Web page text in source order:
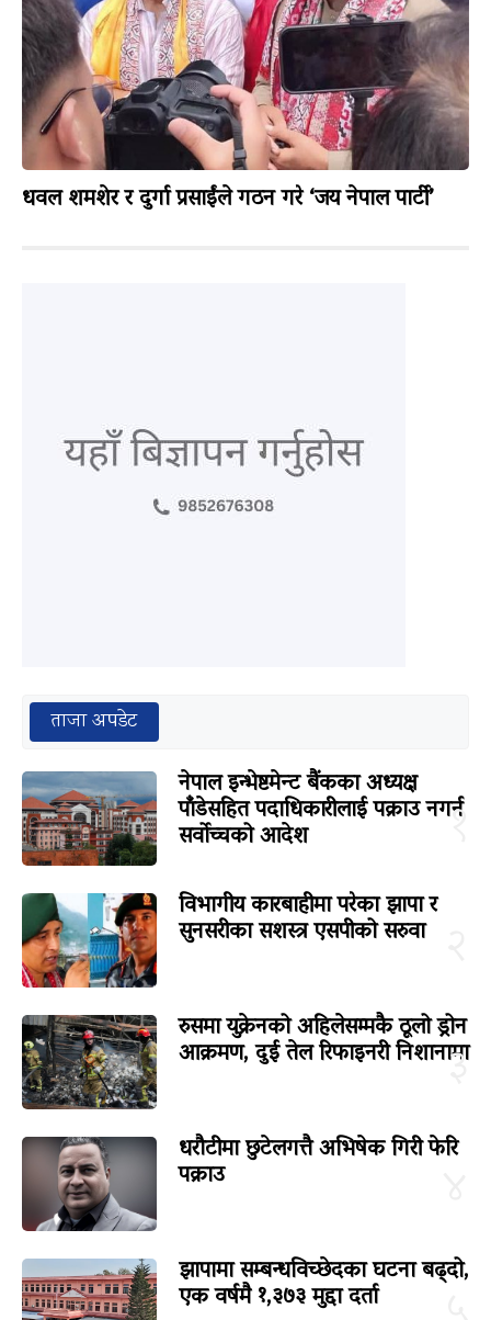
धवल शमशेर र दुर्गा प्रसाईंले गठन गरे ‘जय नेपाल पार्टी’
ताजा अपडेट
१
नेपाल इन्भेष्टमेन्ट बैंकका अध्यक्ष
पाँडेसहित पदाधिकारीलाई पक्राउ नगर्न
सर्वोच्चको आदेश
विभागीय कारबाहीमा परेका झापा र
सुनसरीका सशस्त्र एसपीको सरुवा
३
रुसमा युक्रेनको अहिलेसम्मकै ठूलो ड्रोन
आक्रमण, दुई तेल रिफाइनरी निशानामा
धरौटीमा छुटेलगत्तै अभिषेक गिरी फेरि
पक्राउ
झापामा सम्बन्धविच्छेदका घटना बढ्दो,
एक वर्षमै १,३७३ मुद्दा दर्ता